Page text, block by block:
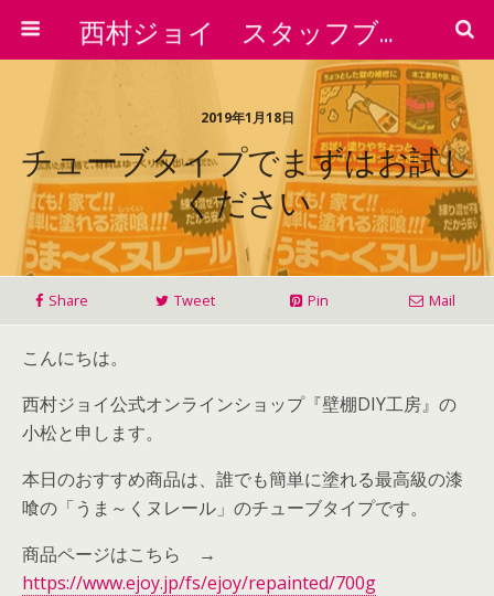
西村ジョイ スタッフブログ
2019年1月18日
チューブタイプでまずはお試し
ください
Share Tweet Pin Mail
こんにちは。
西村ジョイ公式オンラインショップ『壁棚DIY工房』の
小松と申します。
本日のおすすめ商品は、誰でも簡単に塗れる最高級の漆
喰の「うま～くヌレール」のチューブタイプです。
商品ページはこちら →
https://www.ejoy.jp/fs/ejoy/repainted/700g